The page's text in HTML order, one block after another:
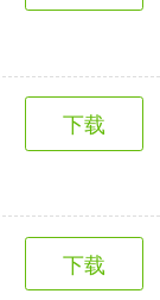
下载
下载